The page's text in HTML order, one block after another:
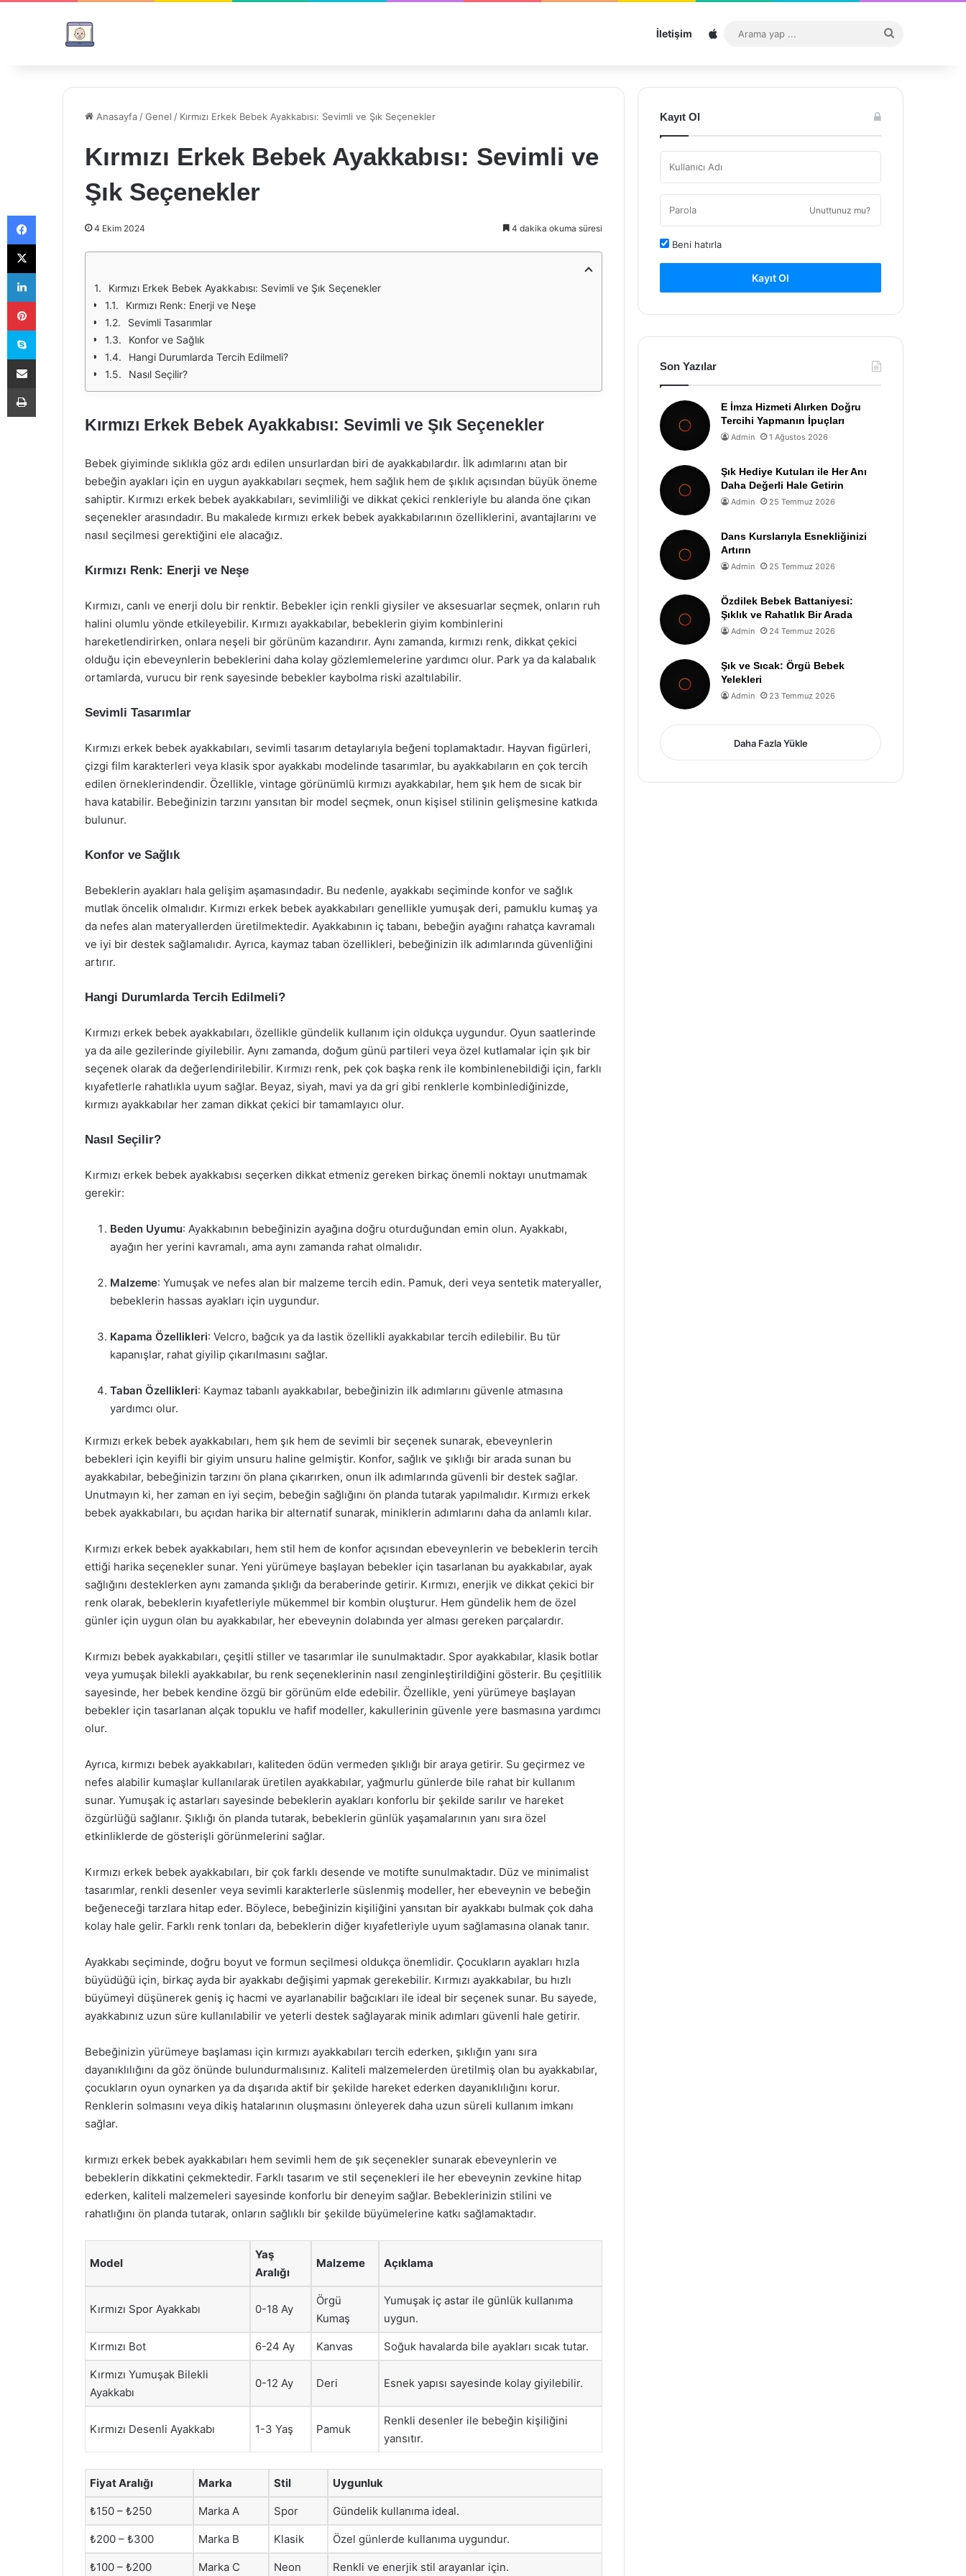
İletişim Sitemap
...
Anasayfa /Genel / Kırmızı Erkek Bebek Ayakkabısı: Sevimli ve Şık Seçenekler
Kırmızı Erkek Bebek Ayakkabısı: Sevimli ve
Şık Seçenekler
4 Ekim 2024 4 dakika okuma süresi
Kırmızı Erkek Bebek Ayakkabısı: Sevimli ve Şık Seçenekler
Kırmızı Renk: Enerji ve Neşe
Sevimli Tasarımlar
Konfor ve Sağlık
Hangi Durumlarda Tercih Edilmeli?
Nasıl Seçilir?
Kırmızı Erkek Bebek Ayakkabısı: Sevimli ve Şık Seçenekler
Bebek giyiminde sıklıkla göz ardı edilen unsurlardan biri de ayakkabılardır. İlk adımlarını atan bir
bebeğin ayakları için en uygun ayakkabıları seçmek, hem sağlık hem de şıklık açısından büyük öneme
sahiptir. Kırmızı erkek bebek ayakkabıları, sevimliliği ve dikkat çekici renkleriyle bu alanda öne çıkan
seçenekler arasındadır. Bu makalede kırmızı erkek bebek ayakkabılarının özelliklerini, avantajlarını ve
nasıl seçilmesi gerektiğini ele alacağız.
Kırmızı Renk: Enerji ve Neşe
Kırmızı, canlı ve enerji dolu bir renktir. Bebekler için renkli giysiler ve aksesuarlar seçmek, onların ruh
halini olumlu yönde etkileyebilir. Kırmızı ayakkabılar, bebeklerin giyim kombinlerini
hareketlendirirken, onlara neşeli bir görünüm kazandırır. Aynı zamanda, kırmızı renk, dikkat çekici
olduğu için ebeveynlerin bebeklerini daha kolay gözlemlemelerine yardımcı olur. Park ya da kalabalık
ortamlarda, vurucu bir renk sayesinde bebekler kaybolma riski azaltılabilir.
Sevimli Tasarımlar
Kırmızı erkek bebek ayakkabıları, sevimli tasarım detaylarıyla beğeni toplamaktadır. Hayvan figürleri,
çizgi film karakterleri veya klasik spor ayakkabı modelinde tasarımlar, bu ayakkabıların en çok tercih
edilen örneklerindendir. Özellikle, vintage görünümlü kırmızı ayakkabılar, hem şık hem de sıcak bir
hava katabilir. Bebeğinizin tarzını yansıtan bir model seçmek, onun kişisel stilinin gelişmesine katkıda
bulunur.
Konfor ve Sağlık
Bebeklerin ayakları hala gelişim aşamasındadır. Bu nedenle, ayakkabı seçiminde konfor ve sağlık
mutlak öncelik olmalıdır. Kırmızı erkek bebek ayakkabıları genellikle yumuşak deri, pamuklu kumaş ya
da nefes alan materyallerden üretilmektedir. Ayakkabının iç tabanı, bebeğin ayağını rahatça kavramalı
ve iyi bir destek sağlamalıdır. Ayrıca, kaymaz taban özellikleri, bebeğinizin ilk adımlarında güvenliğini
artırır.
Hangi Durumlarda Tercih Edilmeli?
Kırmızı erkek bebek ayakkabıları, özellikle gündelik kullanım için oldukça uygundur. Oyun saatlerinde
ya da aile gezilerinde giyilebilir. Aynı zamanda, doğum günü partileri veya özel kutlamalar için şık bir
seçenek olarak da değerlendirilebilir. Kırmızı renk, pek çok başka renk ile kombinlenebildiği için, farklı
kıyafetlerle rahatlıkla uyum sağlar. Beyaz, siyah, mavi ya da gri gibi renklerle kombinlediğinizde,
kırmızı ayakkabılar her zaman dikkat çekici bir tamamlayıcı olur.
Nasıl Seçilir?
Kırmızı erkek bebek ayakkabısı seçerken dikkat etmeniz gereken birkaç önemli noktayı unutmamak
gerekir:
Beden Uyumu: Ayakkabının bebeğinizin ayağına doğru oturduğundan emin olun. Ayakkabı,
ayağın her yerini kavramalı, ama aynı zamanda rahat olmalıdır.
Malzeme: Yumuşak ve nefes alan bir malzeme tercih edin. Pamuk, deri veya sentetik materyaller,
bebeklerin hassas ayakları için uygundur.
Kapama Özellikleri: Velcro, bağcık ya da lastik özellikli ayakkabılar tercih edilebilir. Bu tür
kapanışlar, rahat giyilip çıkarılmasını sağlar.
Taban Özellikleri: Kaymaz tabanlı ayakkabılar, bebeğinizin ilk adımlarını güvenle atmasına
yardımcı olur.
Kırmızı erkek bebek ayakkabıları, hem şık hem de sevimli bir seçenek sunarak, ebeveynlerin
bebekleri için keyifli bir giyim unsuru haline gelmiştir. Konfor, sağlık ve şıklığı bir arada sunan bu
ayakkabılar, bebeğinizin tarzını ön plana çıkarırken, onun ilk adımlarında güvenli bir destek sağlar.
Unutmayın ki, her zaman en iyi seçim, bebeğin sağlığını ön planda tutarak yapılmalıdır. Kırmızı erkek
bebek ayakkabıları, bu açıdan harika bir alternatif sunarak, miniklerin adımlarını daha da anlamlı kılar.
Kırmızı erkek bebek ayakkabıları, hem stil hem de konfor açısından ebeveynlerin ve bebeklerin tercih
ettiği harika seçenekler sunar. Yeni yürümeye başlayan bebekler için tasarlanan bu ayakkabılar, ayak
sağlığını desteklerken aynı zamanda şıklığı da beraberinde getirir. Kırmızı, enerjik ve dikkat çekici bir
renk olarak, bebeklerin kıyafetleriyle mükemmel bir kombin oluşturur. Hem gündelik hem de özel
günler için uygun olan bu ayakkabılar, her ebeveynin dolabında yer alması gereken parçalardır.
Kırmızı bebek ayakkabıları, çeşitli stiller ve tasarımlar ile sunulmaktadır. Spor ayakkabılar, klasik botlar
veya yumuşak bilekli ayakkabılar, bu renk seçeneklerinin nasıl zenginleştirildiğini gösterir. Bu çeşitlilik
sayesinde, her bebek kendine özgü bir görünüm elde edebilir. Özellikle, yeni yürümeye başlayan
bebekler için tasarlanan alçak topuklu ve hafif modeller, kakullerinin güvenle yere basmasına yardımcı
olur.
Ayrıca, kırmızı bebek ayakkabıları, kaliteden ödün vermeden şıklığı bir araya getirir. Su geçirmez ve
nefes alabilir kumaşlar kullanılarak üretilen ayakkabılar, yağmurlu günlerde bile rahat bir kullanım
sunar. Yumuşak iç astarları sayesinde bebeklerin ayakları konforlu bir şekilde sarılır ve hareket
özgürlüğü sağlanır. Şıklığı ön planda tutarak, bebeklerin günlük yaşamalarının yanı sıra özel
etkinliklerde de gösterişli görünmelerini sağlar.
Kırmızı erkek bebek ayakkabıları, bir çok farklı desende ve motifte sunulmaktadır. Düz ve minimalist
tasarımlar, renkli desenler veya sevimli karakterlerle süslenmiş modeller, her ebeveynin ve bebeğin
beğeneceği tarzlara hitap eder. Böylece, bebeğinizin kişiliğini yansıtan bir ayakkabı bulmak çok daha
kolay hale gelir. Farklı renk tonları da, bebeklerin diğer kıyafetleriyle uyum sağlamasına olanak tanır.
Ayakkabı seçiminde, doğru boyut ve formun seçilmesi oldukça önemlidir. Çocukların ayakları hızla
büyüdüğü için, birkaç ayda bir ayakkabı değişimi yapmak gerekebilir. Kırmızı ayakkabılar, bu hızlı
büyümeyi düşünerek geniş iç hacmi ve ayarlanabilir bağcıkları ile ideal bir seçenek sunar. Bu sayede,
ayakkabınız uzun süre kullanılabilir ve yeterli destek sağlayarak minik adımları güvenli hale getirir.
Bebeğinizin yürümeye başlaması için kırmızı ayakkabıları tercih ederken, şıklığın yanı sıra
dayanıklılığını da göz önünde bulundurmalısınız. Kaliteli malzemelerden üretilmiş olan bu ayakkabılar,
çocukların oyun oynarken ya da dışarıda aktif bir şekilde hareket ederken dayanıklılığını korur.
Renklerin solmasını veya dikiş hatalarının oluşmasını önleyerek daha uzun süreli kullanım imkanı
sağlar.
kırmızı erkek bebek ayakkabıları hem sevimli hem de şık seçenekler sunarak ebeveynlerin ve
bebeklerin dikkatini çekmektedir. Farklı tasarım ve stil seçenekleri ile her ebeveynin zevkine hitap
ederken, kaliteli malzemeleri sayesinde konforlu bir deneyim sağlar. Bebeklerinizin stilini ve
rahatlığını ön planda tutarak, onların sağlıklı bir şekilde büyümelerine katkı sağlamaktadır.
Model
Yaş
Aralığı
Malzeme Açıklama
Kırmızı Spor Ayakkabı 0-18 Ay
Örgü
Kumaş
Yumuşak iç astar ile günlük kullanıma
uygun.
Kırmızı Bot 6-24 Ay Kanvas Soğuk havalarda bile ayakları sıcak tutar.
Kırmızı Yumuşak Bilekli
Ayakkabı
0-12 Ay Deri Esnek yapısı sayesinde kolay giyilebilir.
Kırmızı Desenli Ayakkabı 1-3 Yaş Pamuk
Renkli desenler ile bebeğin kişiliğini
yansıtır.
Fiyat Aralığı Marka Stil Uygunluk
₺150 – ₺250 Marka A Spor Gündelik kullanıma ideal.
₺200 – ₺300 Marka B Klasik Özel günlerde kullanıma uygundur.
₺100 – ₺200 Marka C Neon Renkli ve enerjik stil arayanlar için.
Kayıt Ol
Unuttunuz mu?
Beni hatırla
Kayıt Ol
Son Yazılar
E İmza Hizmeti Alırken Doğru
Tercihi Yapmanın İpuçları
Admin 1 Ağustos 2026
Şık Hediye Kutuları ile Her Anı
Daha Değerli Hale Getirin
Admin 25 Temmuz 2026
Dans Kurslarıyla Esnekliğinizi
Artırın
Admin 25 Temmuz 2026
Özdilek Bebek Battaniyesi:
Şıklık ve Rahatlık Bir Arada
Admin 24 Temmuz 2026
Şık ve Sıcak: Örgü Bebek
Yelekleri
Admin 23 Temmuz 2026
Daha Fazla Yükle
Facebook
X
LinkedIn
Pinterest
Skype
E-Posta ile paylaş